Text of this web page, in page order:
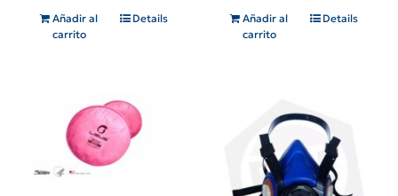
Añadir al
carrito
Details
Añadir al
carrito
Details